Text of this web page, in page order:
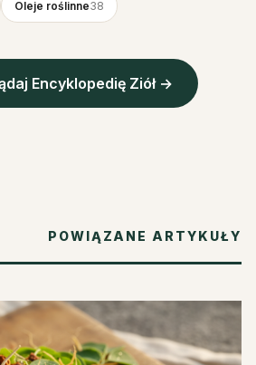
Oleje roślinne38
Encyklopedię Ziół →
POWIĄZANE ARTYKUŁY